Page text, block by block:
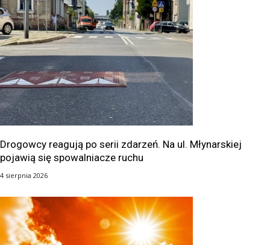
Drogowcy reagują po serii zdarzeń. Na ul. Młynarskiej
pojawią się spowalniacze ruchu
4 sierpnia 2026